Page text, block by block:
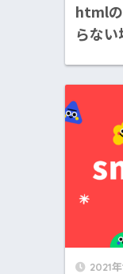
html
らな
2021